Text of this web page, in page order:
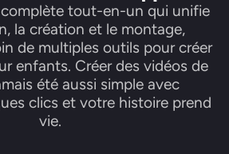
tout-en-un qui unifie
la création et le montage,
de multiples outils pour créer
enfants. Créer des vidéos de
été aussi simple avec
clics et votre histoire prend
vie.